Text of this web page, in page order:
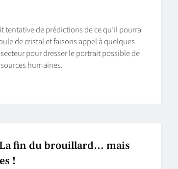
tentative de prédictions de ce qu’il pourra
de cristal et faisons appel à quelques
pour dresser le portrait possible de
humaines.
fin du brouillard… mais
!